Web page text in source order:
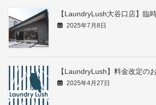
【LaundryLush大谷口店】臨
2025年7月8日
【LaundryLush】料金改定の
2025年4月27日